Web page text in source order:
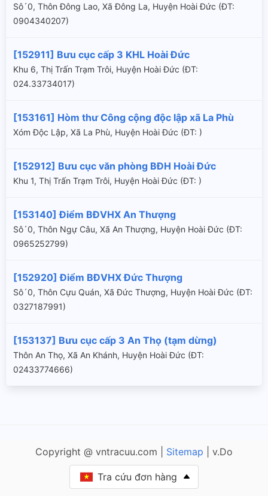
Sô´0, Thôn Đông Lao, Xã Đông La, Huyện Hoài Đức (ÐT:
0904340207)
[152911] Bưu cục cấp 3 KHL Hoài Đức
Khu 6, Thị Trấn Trạm Trôi, Huyện Hoài Đức (ÐT:
024.33734017)
[153161] Hòm thư Công cộng độc lập xã La Phù
Xóm Độc Lập, Xã La Phù, Huyện Hoài Đức (ÐT: )
[152912] Bưu cục văn phòng BĐH Hoài Đức
Khu 1, Thị Trấn Trạm Trôi, Huyện Hoài Đức (ÐT: )
[153140] Điểm BĐVHX An Thượng
Sô´0, Thôn Ngự Câu, Xã An Thượng, Huyện Hoài Đức (ÐT:
0965252799)
[152920] Điểm BĐVHX Đức Thượng
Sô´0, Thôn Cựu Quán, Xã Đức Thượng, Huyện Hoài Đức (ÐT:
0327187991)
[153137] Bưu cục cấp 3 An Thọ (tạm dừng)
Thôn An Thọ, Xã An Khánh, Huyện Hoài Đức (ÐT:
02433774666)
Copyright @ vntracuu.com | Sitemap | v.Do
Tra cứu đơn hàng